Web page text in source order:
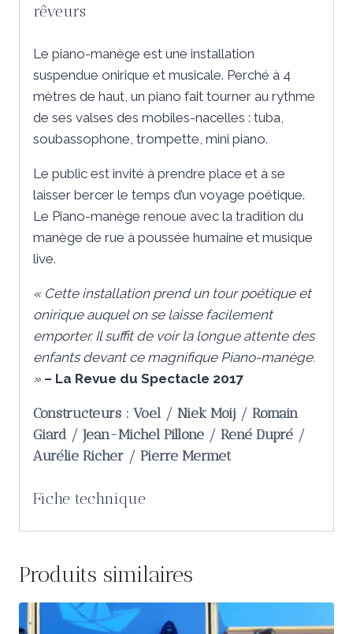
rêveurs
Le piano-manège est une installation
suspendue onirique et musicale. Perché à 4
mètres de haut, un piano fait tourner au rythme
de ses valses des mobiles-nacelles : tuba,
soubassophone, trompette, mini piano.
Le public est invité à prendre place et à se
laisser bercer le temps d’un voyage poétique.
Le Piano-manège renoue avec la tradition du
manège de rue à poussée humaine et musique
live.
« Cette installation prend un tour poétique et
onirique auquel on se laisse facilement
emporter. Il suffit de voir la longue attente des
enfants devant ce magnifique Piano-manège.
» – La Revue du Spectacle 2017
Constructeurs : Voel / Niek Moij / Romain
Giard / Jean-Michel Pillone / René Dupré /
Aurélie Richer / Pierre Mermet
Fiche technique
Produits similaires